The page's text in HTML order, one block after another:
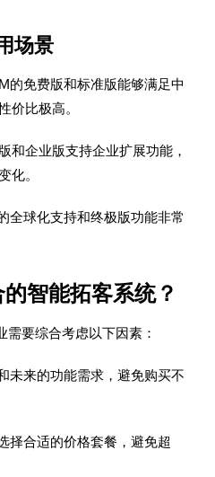
场景
的免费版和标准版能够满足中
价比极高。
和企业版支持企业扩展功能，
化。
全球化支持和终极版功能非常
智能拓客系统？
要综合考虑以下因素：
未来的功能需求，避免购买不
择合适的价格套餐，避免超